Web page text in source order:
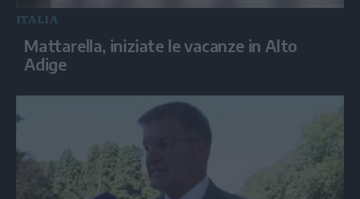
ITALIA
Mattarella, iniziate le vacanze in Alto
Adige